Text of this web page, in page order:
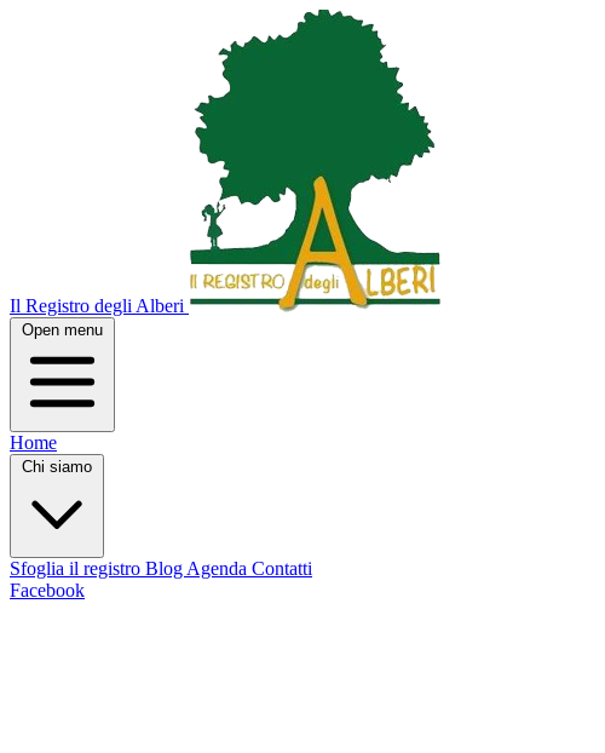
Il Registro degli Alberi
Open menu
Home
Chi siamo
Sfoglia il registro Blog Agenda Contatti
Facebook